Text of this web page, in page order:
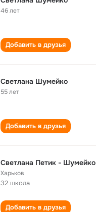
46 лет
Добавить в друзья
Светлана Шумейко
55 лет
Добавить в друзья
Светлана Петик - Шумейко
Харьков
32 школа
Добавить в друзья